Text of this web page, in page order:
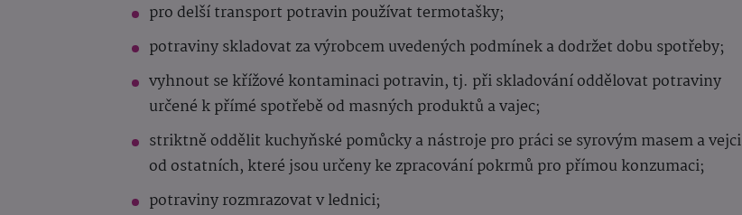
pro delší transport potravin používat termotašky;
potraviny skladovat za výrobcem uvedených podmínek a dodržet dobu spotřeby;
vyhnout se křížové kontaminaci potravin, tj. při skladování oddělovat potraviny
určené k přímé spotřebě od masných produktů a vajec;
striktně oddělit kuchyňské pomůcky a nástroje pro práci se syrovým masem a vejci
od ostatních, které jsou určeny ke zpracování pokrmů pro přímou konzumaci;
potraviny rozmrazovat v lednici;